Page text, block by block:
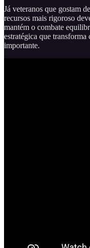
Já veteranos que gostam
recursos mais rigoroso
mantém o combate
estratégica que transforma
importante.